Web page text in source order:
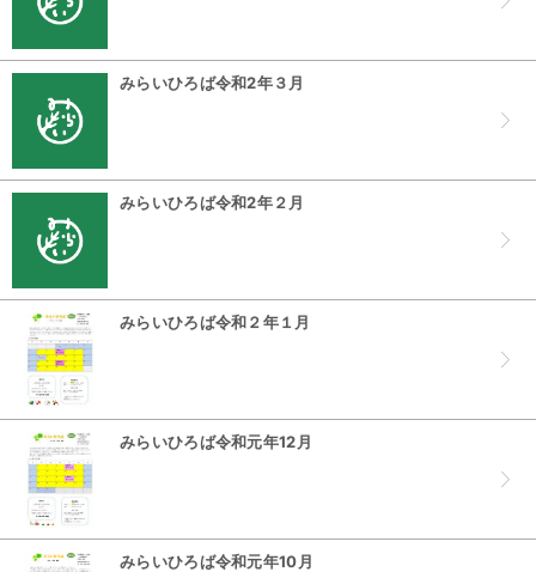
みらいひろば令和2年３月
みらいひろば令和2年２月
みらいひろば令和２年１月
みらいひろば令和元年12月
みらいひろば令和元年10月